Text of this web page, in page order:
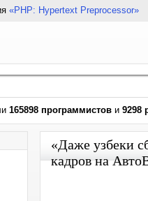
«PHP: Hypertext Preprocessor»
165898 программистов и 9298
«Даже узбеки
кадров на